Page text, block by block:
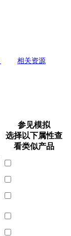
相关资源
参见模拟
选择以下属性查
看类似产品